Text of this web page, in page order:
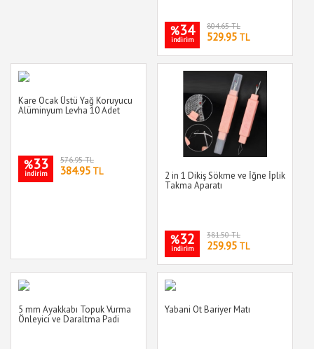
%34
indirim
804.65 TL
529.95 TL
Kare Ocak Üstü Yağ Koruyucu
Alüminyum Levha 10 Adet
%33
indirim
576.95 TL
384.95 TL
2 in 1 Dikiş Sökme ve İğne İplik
Takma Aparatı
%32
indirim
381.50 TL
259.95 TL
5 mm Ayakkabı Topuk Vurma
Önleyici ve Daraltma Padi
Yabani Ot Bariyer Matı